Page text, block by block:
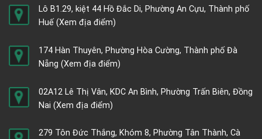
Lô B1.29, kiệt 44 Hồ Đắc Di, Phường An Cựu, Thành phố
Huế (Xem địa điểm)
174 Hàn Thuyên, Phường Hòa Cường, Thành phố Đà
Nẵng (Xem địa điểm)
02A12 Lê Thị Vân, KDC An Bình, Phường Trấn Biên, Đồng
Nai (Xem địa điểm)
279 Tôn Đức Thắng, Khóm 8, Phường Tân Thành, Cà